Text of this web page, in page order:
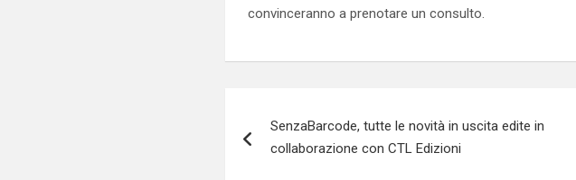
convinceranno a prenotare un consulto.
articoli
SenzaBarcode, tutte le novità in uscita edite in
collaborazione con CTL Edizioni